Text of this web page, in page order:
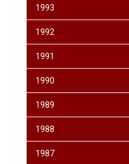
1993
1992
1991
1990
1989
1988
1987